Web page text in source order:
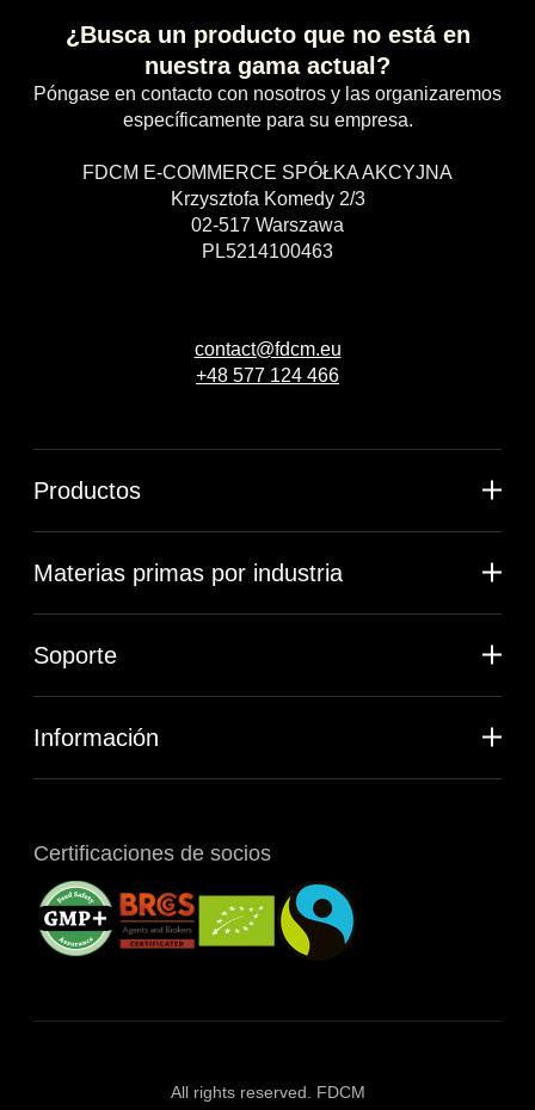
¿Busca un producto que no está en
nuestra gama actual?
Póngase en contacto con nosotros y las organizaremos
específicamente para su empresa.
FDCM E-COMMERCE SPÓŁKA AKCYJNA
Krzysztofa Komedy 2/3
02-517 Warszawa
PL5214100463
contact@fdcm.eu
+48 577 124 466
Productos
Materias primas por industria
Soporte
Información
Certificaciones de socios
All rights reserved. FDCM